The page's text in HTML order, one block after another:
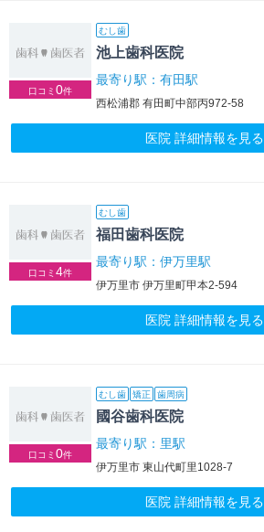
口コミ 0件
むし歯
池上歯科医院
最寄り駅：有田駅
西松浦郡 有田町中部丙972-58
医院 詳細情報を見る
口コミ 4件
むし歯
福田歯科医院
最寄り駅：伊万里駅
伊万里市 伊万里町甲本2-594
医院 詳細情報を見る
口コミ 0件
むし歯 矯正 歯周病
國谷歯科医院
最寄り駅：里駅
伊万里市 東山代町里1028-7
医院 詳細情報を見る